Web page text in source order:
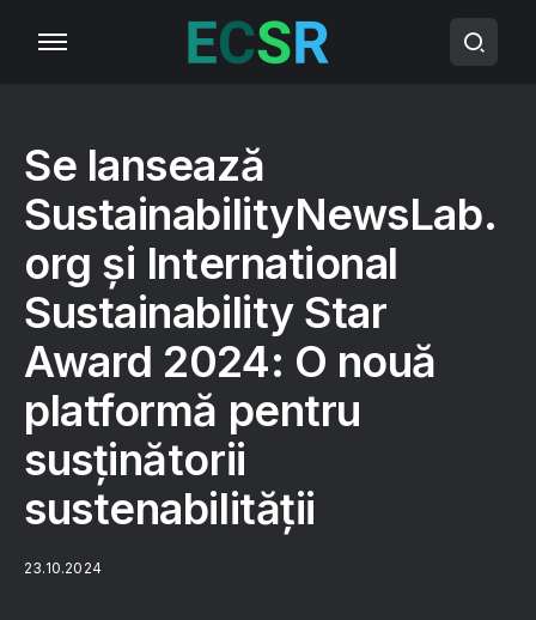
Se lansează
SustainabilityNewsLab.
org și International
Sustainability Star
Award 2024: O nouă
platformă pentru
susținătorii
sustenabilității
23.10.2024